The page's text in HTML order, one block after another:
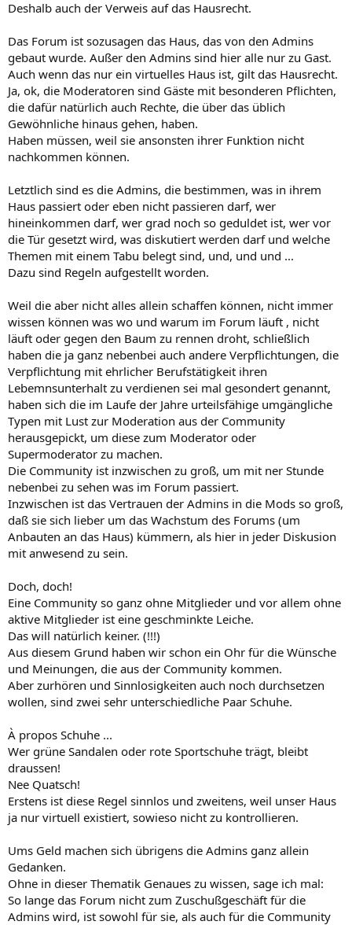
Deshalb auch der Verweis auf das Hausrecht.
Das Forum ist sozusagen das Haus, das von den Admins
gebaut wurde. Außer den Admins sind hier alle nur zu Gast.
Auch wenn das nur ein virtuelles Haus ist, gilt das Hausrecht.
Ja, ok, die Moderatoren sind Gäste mit besonderen Pflichten,
die dafür natürlich auch Rechte, die über das üblich
Gewöhnliche hinaus gehen, haben.
Haben müssen, weil sie ansonsten ihrer Funktion nicht
nachkommen können.
Letztlich sind es die Admins, die bestimmen, was in ihrem
Haus passiert oder eben nicht passieren darf, wer
hineinkommen darf, wer grad noch so geduldet ist, wer vor
die Tür gesetzt wird, was diskutiert werden darf und welche
Themen mit einem Tabu belegt sind, und, und und ...
Dazu sind Regeln aufgestellt worden.
Weil die aber nicht alles allein schaffen können, nicht immer
wissen können was wo und warum im Forum läuft , nicht
läuft oder gegen den Baum zu rennen droht, schließlich
haben die ja ganz nebenbei auch andere Verpflichtungen, die
Verpflichtung mit ehrlicher Berufstätigkeit ihren
Lebemnsunterhalt zu verdienen sei mal gesondert genannt,
haben sich die im Laufe der Jahre urteilsfähige umgängliche
Typen mit Lust zur Moderation aus der Community
herausgepickt, um diese zum Moderator oder
Supermoderator zu machen.
Die Community ist inzwischen zu groß, um mit ner Stunde
nebenbei zu sehen was im Forum passiert.
Inzwischen ist das Vertrauen der Admins in die Mods so groß,
daß sie sich lieber um das Wachstum des Forums (um
Anbauten an das Haus) kümmern, als hier in jeder Diskusion
mit anwesend zu sein.
Doch, doch!
Eine Community so ganz ohne Mitglieder und vor allem ohne
aktive Mitglieder ist eine geschminkte Leiche.
Das will natürlich keiner. (!!!)
Aus diesem Grund haben wir schon ein Ohr für die Wünsche
und Meinungen, die aus der Community kommen.
Aber zurhören und Sinnlosigkeiten auch noch durchsetzen
wollen, sind zwei sehr unterschiedliche Paar Schuhe.
À propos Schuhe ...
Wer grüne Sandalen oder rote Sportschuhe trägt, bleibt
draussen!
Nee Quatsch!
Erstens ist diese Regel sinnlos und zweitens, weil unser Haus
ja nur virtuell existiert, sowieso nicht zu kontrollieren.
Ums Geld machen sich übrigens die Admins ganz allein
Gedanken.
Ohne in dieser Thematik Genaues zu wissen, sage ich mal:
So lange das Forum nicht zum Zuschußgeschäft für die
Admins wird, ist sowohl für sie, als auch für die Community